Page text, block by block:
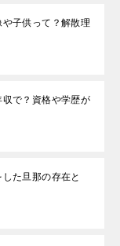
子供って？解散理
で？資格や学歴が
た旦那の存在と